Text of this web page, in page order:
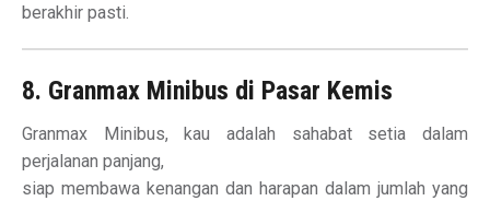
berakhir pasti.
8. Granmax Minibus di Pasar Kemis
Granmax Minibus, kau adalah sahabat setia dalam
perjalanan panjang,
siap membawa kenangan dan harapan dalam jumlah yang